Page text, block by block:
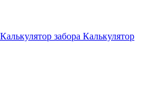
Калькулятор забора Калькулятор